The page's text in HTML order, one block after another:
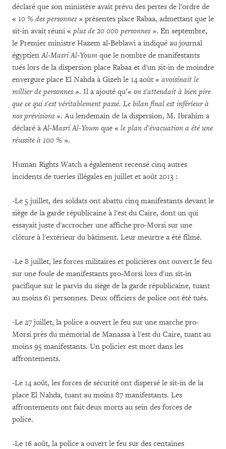
déclaré que son ministère avait prévu des pertes de l'ordre de
« 10 % des personnes» présentes place Rabaa, admettant que le
sit-in avait réuni « plus de 20 000 personnes». En septembre,
le Premier ministre Hazem al-Beblawi a indiqué au journal
égyptienAl-Masri Al-Youm que le nombre de manifestants
tués lors de la dispersion place Rabaa et d'un sit-in de moindre
envergure place El Nahda à Gizeh le 14 août « avoisinait le
millier de personnes». Il a ajouté qu’« on s'attendait à bien pire
que ce qui s'est véritablement passé. Le bilan final est inférieur à
nos prévisions». Au lendemain de la dispersion, M. Ibrahim a
déclaré àAl-Masri Al-Youm que « le plan d'évacuation a été une
réussite à 100 % ».
Human Rights Watch a également recensé cinq autres
incidents de tueries illégales en juillet et août 2013 :
-Le 5 juillet, des soldats ont abattu cinq manifestants devant le
siège de la garde républicaine à l'est du Caire, dont un qui
essayait juste d'accrocher une affiche pro-Morsi sur une
clôture à l'extérieur du bâtiment. Leur meurtre a été filmé.
-Le 8 juillet, les forces militaires et policières ont ouvert le feu
sur une foule de manifestants pro-Morsi lors d'un sit-in
pacifique sur le parvis du siège de la garde républicaine, tuant
au moins 61 personnes. Deux officiers de police ont été tués.
-Le 27 juillet, la police a ouvert le feu sur une marche pro-
Morsi près du mémorial de Manassa à l'est du Caire, tuant au
moins 95 manifestants. Un policier est mort dans les
affrontements.
-Le 14 août, les forces de sécurité ont dispersé le sit-in de la
place El Nahda, tuant au moins 87 manifestants. Les
affrontements ont fait deux morts au sein des forces de
police.
-Le 16 août, la police a ouvert le feu sur des centaines